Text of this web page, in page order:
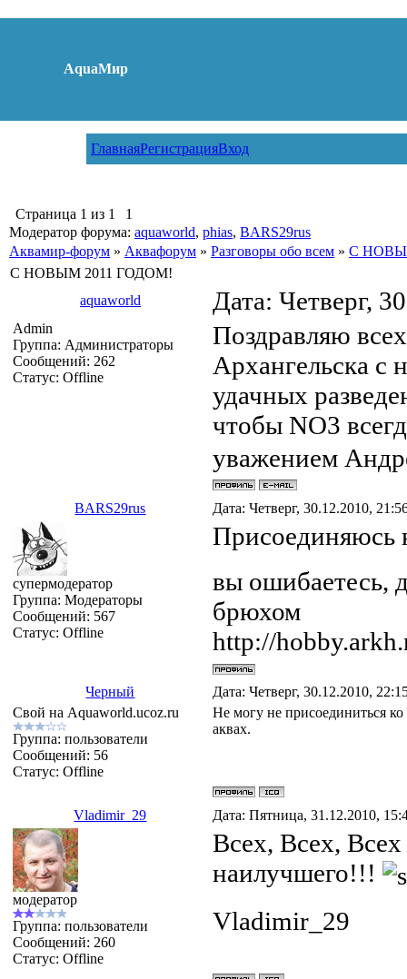
AquaМир
ГлавнаяРегистрацияВход
Страница 1 из 1
1
Модератор форума: aquaworld, phias, BARS29rus
Аквамир-форум » Аквафорум » Разговоры обо всем » С
С НОВЫМ 2011 ГОДОМ!
aquaworld
Дата: Четверг,
Admin
Группа: Администраторы
Сообщений: 262
Статус: Offline
Поздравляю
Архангельска с
удачных
чтобы NO3
уважением
BARS29rus Дата: Четверг, 30.12.2010,
супермодератор
Группа: Модераторы
Сообщений: 567
Статус: Offline
Присоединяюсь
вы ошибаетесь,
брюхом
http://
Черный
Дата: Четверг, 30.12.2010,
Свой на Aquaworld.ucoz.ru
Группа: пользователи
Сообщений: 56
Статус: Offline
Не могу не присоединиться
аквах.
Vladimir_29 Дата: Пятница, 31.12.2010,
модератор
Группа: пользователи
Сообщений: 260
Статус: Offline
Всех, Всех,
наилучшего!!!
Vladimir_29